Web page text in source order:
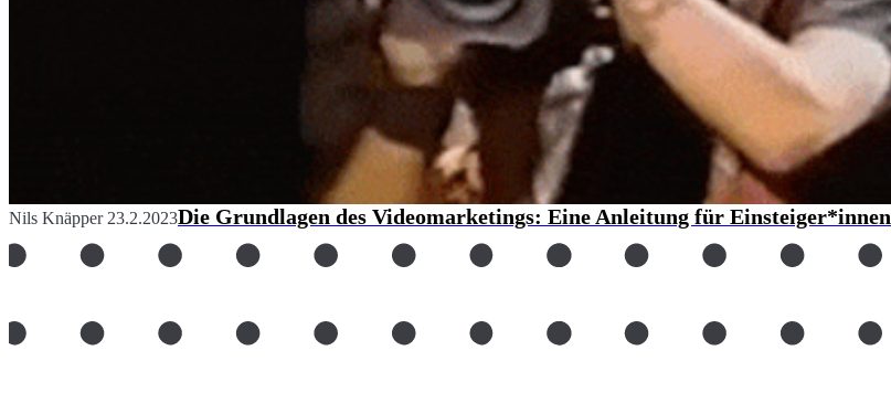
Nils Knäpper 23.2.2023Die Grundlagen des Videomarketings: Eine Anleitung für Einsteiger*innen